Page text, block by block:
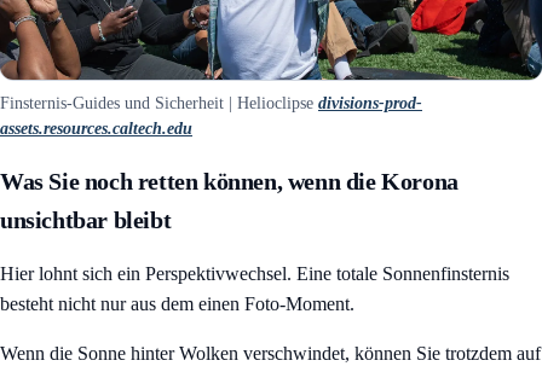
Finsternis-Guides und Sicherheit | Helioclipse divisions-prod-
assets.resources.caltech.edu
Was Sie noch retten können, wenn die Korona
unsichtbar bleibt
Hier lohnt sich ein Perspektivwechsel. Eine totale Sonnenfinsternis
besteht nicht nur aus dem einen Foto-Moment.
Wenn die Sonne hinter Wolken verschwindet, können Sie trotzdem auf